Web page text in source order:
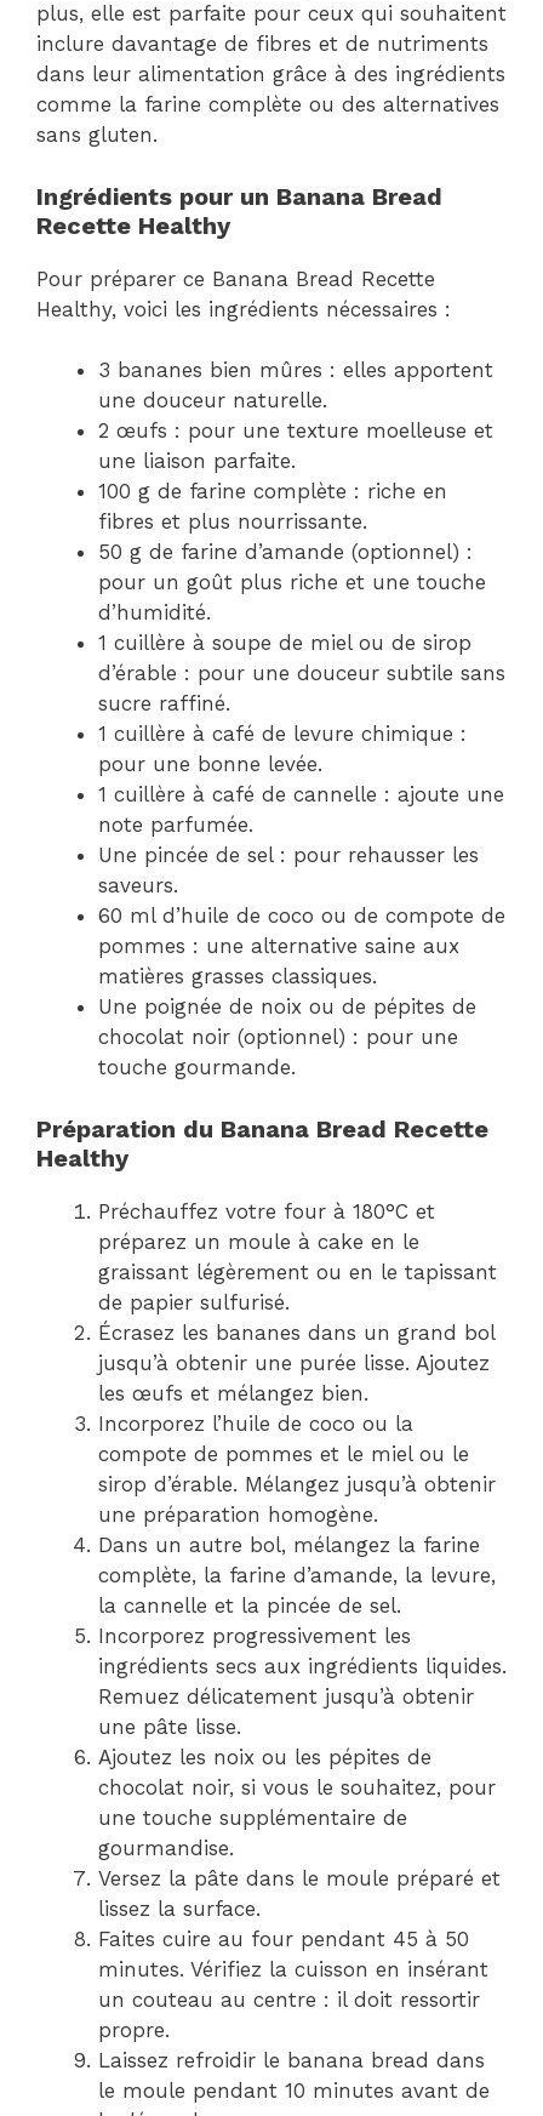
plus, elle est parfaite pour ceux qui souhaitent
inclure davantage de fibres et de nutriments
dans leur alimentation grâce à des ingrédients
comme la farine complète ou des alternatives
sans gluten.
Ingrédients pour un Banana Bread
Recette Healthy
Pour préparer ce Banana Bread Recette
Healthy, voici les ingrédients nécessaires :
3 bananes bien mûres : elles apportent
une douceur naturelle.
2 œufs : pour une texture moelleuse et
une liaison parfaite.
100 g de farine complète : riche en
fibres et plus nourrissante.
50 g de farine d’amande (optionnel) :
pour un goût plus riche et une touche
d’humidité.
1 cuillère à soupe de miel ou de sirop
d’érable : pour une douceur subtile sans
sucre raffiné.
1 cuillère à café de levure chimique :
pour une bonne levée.
1 cuillère à café de cannelle : ajoute une
note parfumée.
Une pincée de sel : pour rehausser les
saveurs.
60 ml d’huile de coco ou de compote de
pommes : une alternative saine aux
matières grasses classiques.
Une poignée de noix ou de pépites de
chocolat noir (optionnel) : pour une
touche gourmande.
Préparation du Banana Bread Recette
Healthy
Préchauffez votre four à 180°C et
préparez un moule à cake en le
graissant légèrement ou en le tapissant
de papier sulfurisé.
Écrasez les bananes dans un grand bol
jusqu’à obtenir une purée lisse. Ajoutez
les œufs et mélangez bien.
Incorporez l’huile de coco ou la
compote de pommes et le miel ou le
sirop d’érable. Mélangez jusqu’à obtenir
une préparation homogène.
Dans un autre bol, mélangez la farine
complète, la farine d’amande, la levure,
la cannelle et la pincée de sel.
Incorporez progressivement les
ingrédients secs aux ingrédients liquides.
Remuez délicatement jusqu’à obtenir
une pâte lisse.
Ajoutez les noix ou les pépites de
chocolat noir, si vous le souhaitez, pour
une touche supplémentaire de
gourmandise.
Versez la pâte dans le moule préparé et
lissez la surface.
Faites cuire au four pendant 45 à 50
minutes. Vérifiez la cuisson en insérant
un couteau au centre : il doit ressortir
propre.
Laissez refroidir le banana bread dans
le moule pendant 10 minutes avant de